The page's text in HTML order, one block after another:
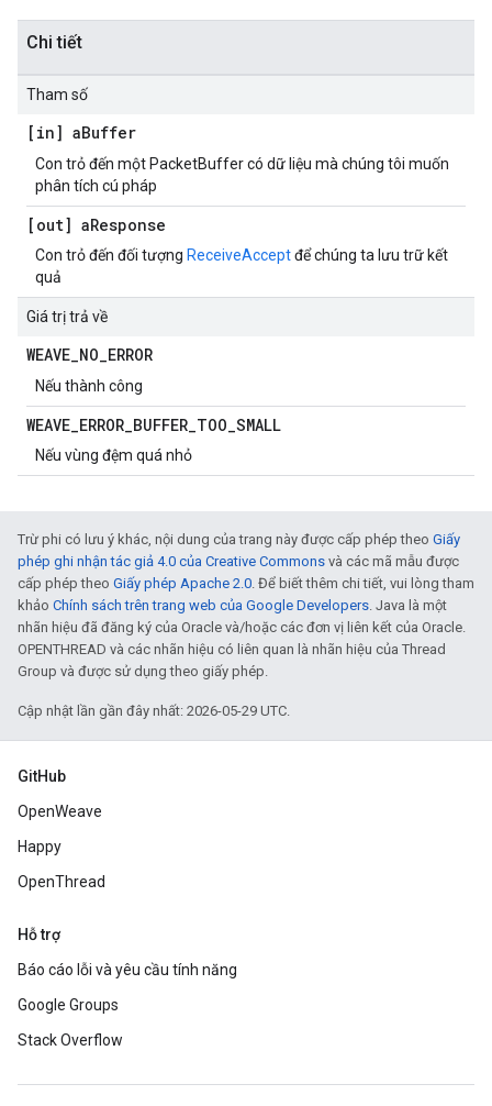
Chi tiết
Tham số
[in] aBuffer
Con trỏ đến một PacketBuffer có dữ liệu mà chúng tôi muốn
phân tích cú pháp
[out] aResponse
Con trỏ đến đối tượng ReceiveAcceptđể chúng ta lưu trữ kết
quả
Giá trị trả về
WEAVE_NO_ERROR
Nếu thành công
WEAVE_ERROR_BUFFER_TOO_SMALL
Nếu vùng đệm quá nhỏ
Trừ phi có lưu ý khác, nội dung của trang này được cấp phép theo Giấy
phép ghi nhận tác giả 4.0 của Creative Commons và các mã mẫu được
cấp phép theo Giấy phép Apache 2.0. Để biết thêm chi tiết, vui lòng tham
khảo Chính sách trên trang web của Google Developers. Java là một
nhãn hiệu đã đăng ký của Oracle và/hoặc các đơn vị liên kết của Oracle.
OPENTHREAD và các nhãn hiệu có liên quan là nhãn hiệu của Thread
Group và được sử dụng theo giấy phép.
Cập nhật lần gần đây nhất: 2026-05-29 UTC.
GitHub
OpenWeave
Happy
OpenThread
Hỗ trợ
Báo cáo lỗi và yêu cầu tính năng
Google Groups
Stack Overflow